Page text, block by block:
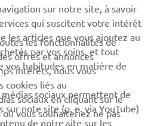
les dernières offres, les événements
plus encore
pour savoir comment
:Politique de
sur notre site, à savoir
qui suscitent votre intérêt
les articles que vous ajoutez au
par vos soins, et tout
vos habitudes en matière de
médias sociaux permettent de
sur note site (p. e. via YouTube)
de notre site sur les
les fonctionnalités de
offres et annonces
intérêts, nous vous
cookies liés au
sociaux en cliquant sur le
où vous souhaiteriez ne pas